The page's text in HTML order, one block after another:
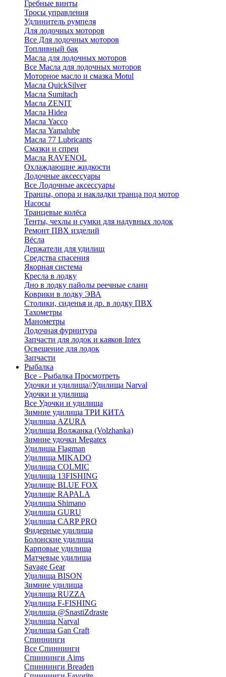
Гребные винты
Тросы управления
Удлинитель румпеля
Для лодочных моторов
Все Для лодочных моторов
Топливный бак
Масла для лодочных моторов
Все Масла для лодочных моторов
Моторное масло и смазка Motul
Масла QuickSilver
Масла Sumitach
Масла ZENIT
Масла Hidea
Масла Yacco
Масла Yamalube
Масла 77 Lubricants
Смазки и спреи
Масла RAVENOL
Охлаждающие жидкости
Лодочные аксессуары
Все Лодочные аксессуары
Транцы, опора и накладки транца под мотор
Насосы
Транцевые колёса
Тенты, чехлы и сумки для надувных лодок
Ремонт ПВХ изделий
Вёсла
Держатели для удилищ
Средства спасения
Якорная система
Кресла в лодку
Дно в лодку пайолы реечные слани
Коврики в лодку ЭВА
Столики, сиденья и др. в лодку ПВХ
Тахометры
Манометры
Лодочная фурнитура
Запчасти для лодок и каяков Intex
Освещение для лодок
Запчасти
Рыбалка
Все - Рыбалка Просмотреть
Удочки и удилища//Удилища Narval
Удочки и удилища
Все Удочки и удилища
Зимние удилища ТРИ КИТА
Удилища AZURA
Удилища Волжанка (Volzhanka)
Зимние удочки Megatex
Удилища Flagman
Удилища MIKADO
Удилища COLMIC
Удилища 13FISHING
Удилище BLUE FOX
Удилище RAPALA
Удилища Shimano
Удилища GURU
Удилища CARP PRO
Фидерные удилища
Болонские удилища
Карповые удилища
Матчевые удилища
Savage Gear
Удилища BISON
Зимние удилища
Удилища RUZZA
Удилища F-FISHING
Удилища @SnastiZdraste
Удилища Narval
Удилища Gan Craft
Спиннинги
Все Спиннинги
Спиннинги Aims
Спиннинги Breaden